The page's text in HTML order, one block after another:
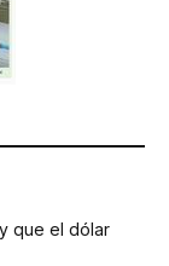
que el dólar